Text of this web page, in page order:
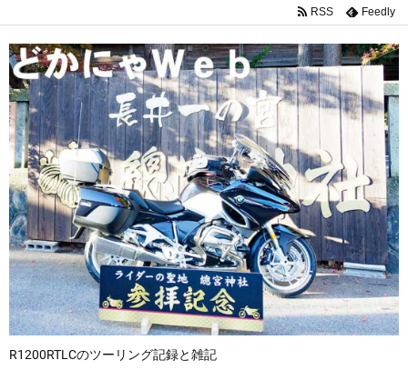
R1200RTLCのツーリング記録と雑記
RSS Feedly